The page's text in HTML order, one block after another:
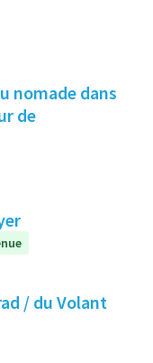
nomade dans
de
/ du Volant